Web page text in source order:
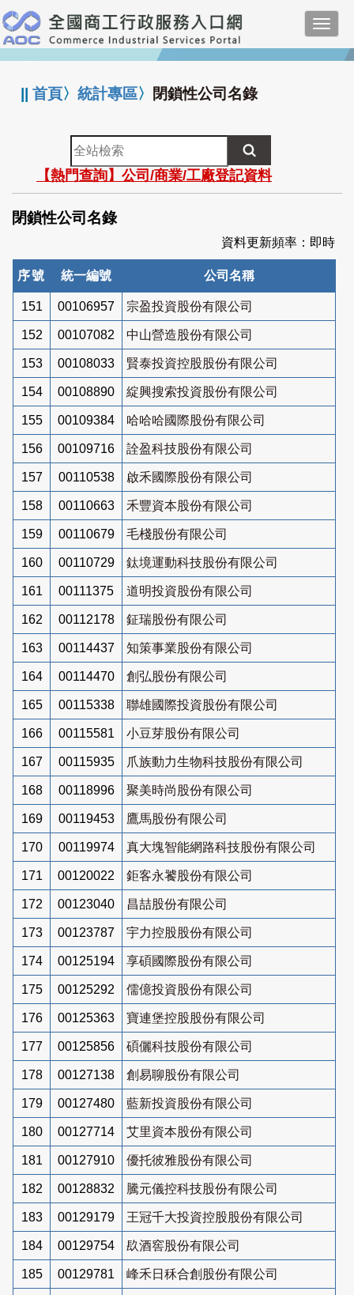
跳
到
主
要
:::
||首頁〉統計專區〉 閉鎖性公司名錄
全
站
檢
索
【熱門查詢】公司/商業/工廠登記資料
閉鎖性公司名錄
資料更新頻率：即時
序號 統一編號 公司名稱
151 00106957 宗盈投資股份有限公司
152 00107082 中山營造股份有限公司
153 00108033 賢泰投資控股股份有限公司
154 00108890 綻興搜索投資股份有限公司
155 00109384 哈哈哈國際股份有限公司
156 00109716 詮盈科技股份有限公司
157 00110538 啟禾國際股份有限公司
158 00110663 禾豐資本股份有限公司
159 00110679 毛棧股份有限公司
160 00110729 鈦境運動科技股份有限公司
161 00111375 道明投資股份有限公司
162 00112178 鉦瑞股份有限公司
163 00114437 知策事業股份有限公司
164 00114470 創弘股份有限公司
165 00115338 聯雄國際投資股份有限公司
166 00115581 小豆芽股份有限公司
167 00115935 爪族動力生物科技股份有限公司
168 00118996 聚美時尚股份有限公司
169 00119453 鷹馬股份有限公司
170 00119974 真大塊智能網路科技股份有限公司
171 00120022 鉅客永饕股份有限公司
172 00123040 昌喆股份有限公司
173 00123787 宇力控股股份有限公司
174 00125194 享碩國際股份有限公司
175 00125292 儒億投資股份有限公司
176 00125363 寶連堡控股股份有限公司
177 00125856 碩儷科技股份有限公司
178 00127138 創易聊股份有限公司
179 00127480 藍新投資股份有限公司
180 00127714 艾里資本股份有限公司
181 00127910 優托彼雅股份有限公司
182 00128832 騰元儀控科技股份有限公司
183 00129179 王冠千大投資控股股份有限公司
184 00129754 镹酒窖股份有限公司
185 00129781 峰禾日秝合創股份有限公司